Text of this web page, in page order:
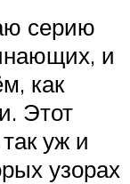
серию
и
как
Этот
уж и
узорах